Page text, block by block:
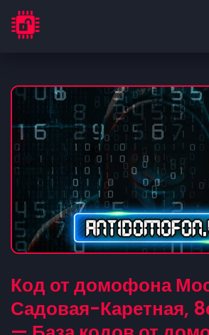
Код от домофона
Садовая-Каретная,